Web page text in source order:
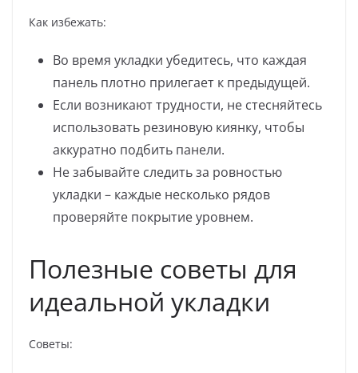
Как избежать:
Во время укладки убедитесь, что каждая
панель плотно прилегает к предыдущей.
Если возникают трудности, не стесняйтесь
использовать резиновую киянку, чтобы
аккуратно подбить панели.
Не забывайте следить за ровностью
укладки – каждые несколько рядов
проверяйте покрытие уровнем.
Полезные советы для
идеальной укладки
Советы: